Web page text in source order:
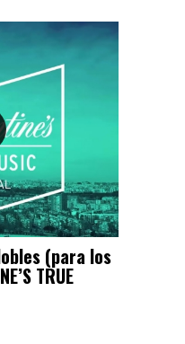
(para los
TRUE